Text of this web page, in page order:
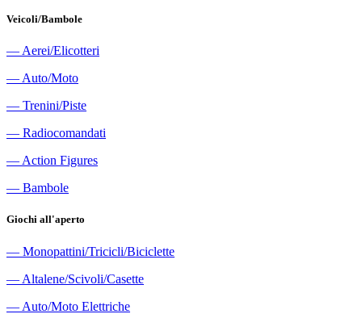
Veicoli/Bambole
― Aerei/Elicotteri
― Auto/Moto
― Trenini/Piste
― Radiocomandati
― Action Figures
― Bambole
Giochi all'aperto
― Monopattini/Tricicli/Biciclette
― Altalene/Scivoli/Casette
― Auto/Moto Elettriche